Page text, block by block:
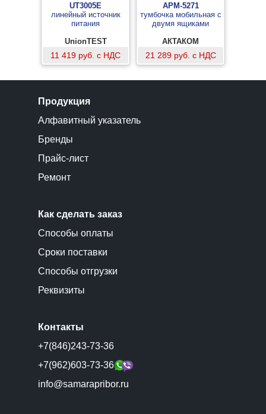
UT3005E
линейный источник
питания
UnionTEST
11 419 руб. с НДС
АРМ-5271
тумбочка мобильная с
двумя ящиками
АКТАКОМ
21 289 руб. с НДС
Продукция
Алфавитный указатель
Бренды
Прайс-лист
Ремонт
Как сделать заказ
Способы оплаты
Сроки поставки
Способы отгрузки
Реквизиты
Контакты
+7(846)243-73-36
+7(962)603-73-36
info@samarapribor.ru